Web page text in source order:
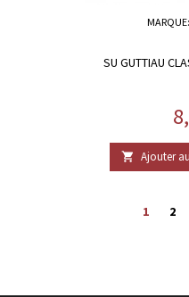
MARQUE:
SU GUTTIAU
 Ajouter
1 2